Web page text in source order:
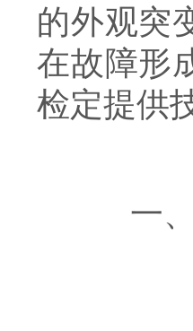
的外观突
在故障形
检定提供
一、